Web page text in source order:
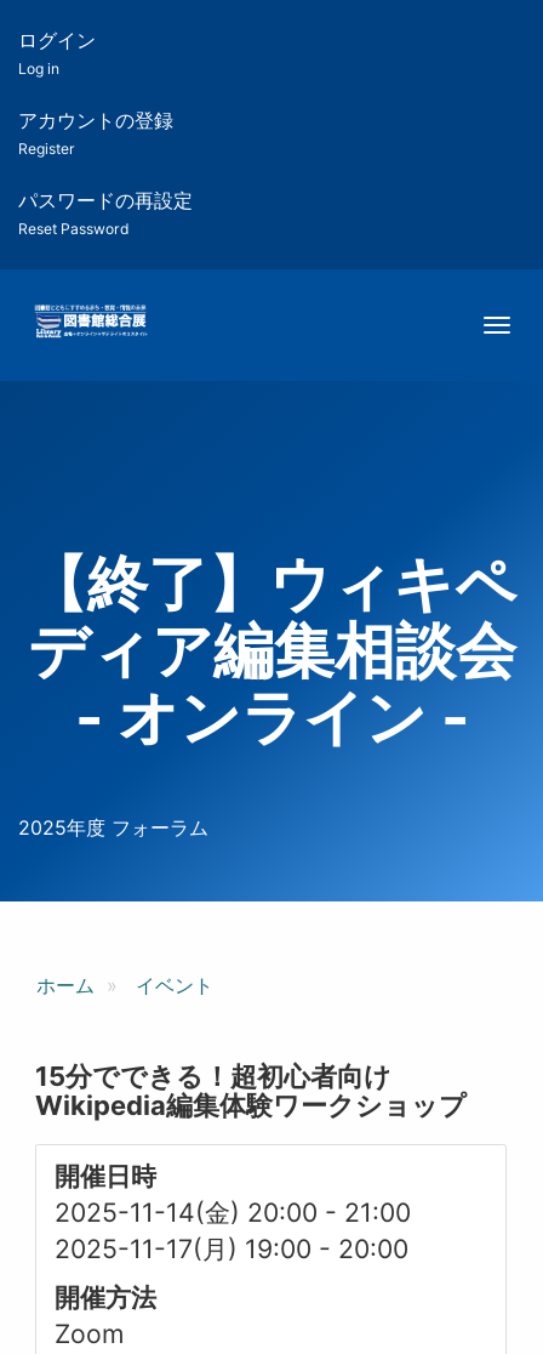
ツ
匿
名
ユ
ー
ー
用
メ
ログイン
Log in
アカウントの登録
Register
パスワードの再設定
Reset Password
【終了】ウィキペ
ディア編集相談会
- オンライン -
2025年度 フォーラム
ホーム イベント
15分でできる！超初心者向け
Wikipedia編集体験ワークショップ
開催日時
2025-11-14(金) 20:00 - 21:00
2025-11-17(月) 19:00 - 20:00
開催方法
Zoom